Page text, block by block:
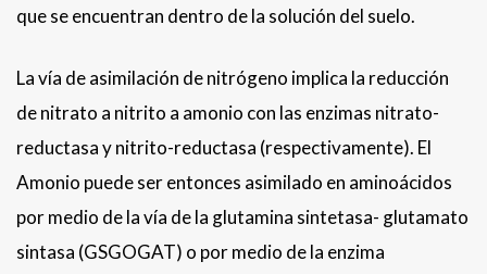
que se encuentran dentro de la solución del suelo.
La vía de asimilación de nitrógeno implica la reducción
de nitrato a nitrito a amonio con las enzimas nitrato-
reductasa y nitrito-reductasa (respectivamente). El
Amonio puede ser entonces asimilado en aminoácidos
por medio de la vía de la glutamina sintetasa- glutamato
sintasa (GSGOGAT) o por medio de la enzima